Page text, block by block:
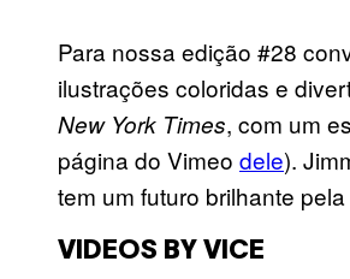
Para nossa edição #28
ilustrações coloridas e
New York Times, com um
página do Vimeo dele).
tem um futuro brilhante
VIDEOS BY VICE